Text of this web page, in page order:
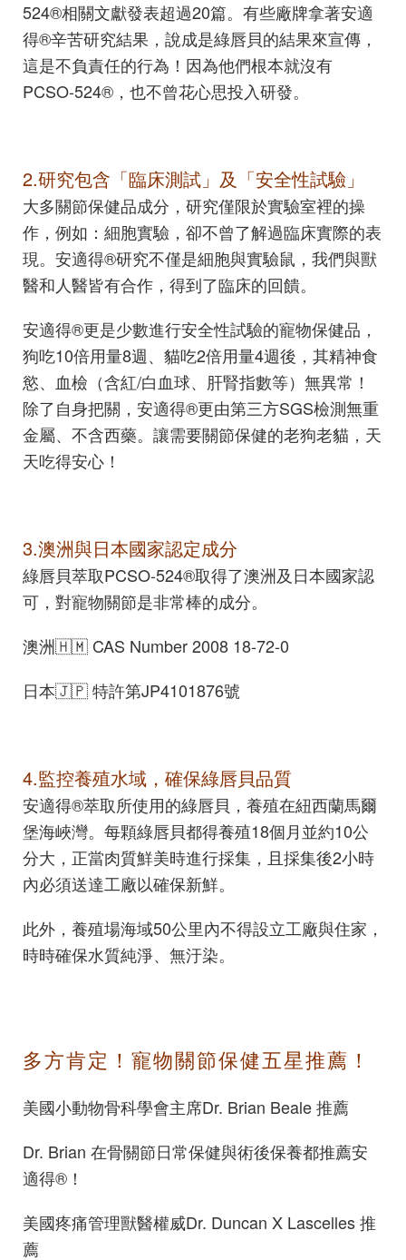
524®相關文獻發表超過20篇。有些廠牌拿著安適
得®辛苦研究結果，說成是綠唇貝的結果來宣傳，
這是不負責任的行為！因為他們根本就沒有
PCSO-524®，也不曾花心思投入研發。
2.研究包含「臨床測試」及「安全性試驗」
大多關節保健品成分，研究僅限於實驗室裡的操
作，例如：細胞實驗，卻不曾了解過臨床實際的表
現。安適得®研究不僅是細胞與實驗鼠，我們與獸
醫和人醫皆有合作，得到了臨床的回饋。
安適得®更是少數進行安全性試驗的寵物保健品，
狗吃10倍用量8週、貓吃2倍用量4週後，其精神食
慾、血檢（含紅/白血球、肝腎指數等）無異常！
除了自身把關，安適得®更由第三方SGS檢測無重
金屬、不含西藥。讓需要關節保健的老狗老貓，天
天吃得安心！
3.澳洲與日本國家認定成分
綠唇貝萃取PCSO-524®取得了澳洲及日本國家認
可，對寵物關節是非常棒的成分。
澳洲🇭🇲 CAS Number 2008 18-72-0
日本🇯🇵 特許第JP4101876號
4.監控養殖水域，確保綠唇貝品質
安適得®萃取所使用的綠唇貝，養殖在紐西蘭馬爾
堡海峽灣。每顆綠唇貝都得養殖18個月並約10公
分大，正當肉質鮮美時進行採集，且採集後2小時
內必須送達工廠以確保新鮮。
此外，養殖場海域50公里內不得設立工廠與住家，
時時確保水質純淨、無汙染。
多方肯定！寵物關節保健五星推薦！
美國小動物骨科學會主席Dr. Brian Beale 推薦
Dr. Brian 在骨關節日常保健與術後保養都推薦安
適得®！
美國疼痛管理獸醫權威Dr. Duncan X Lascelles 推
薦